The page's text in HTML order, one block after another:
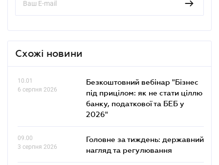
Схожі новини
10.01
6 серпня 2026
Безкоштовний вебінар "Бізнес
під прицілом: як не стати ціллю
банку, податкової та БЕБ у
2026"
09.00
3 серпня 2026
Головне за тиждень: державний
нагляд та регулювання